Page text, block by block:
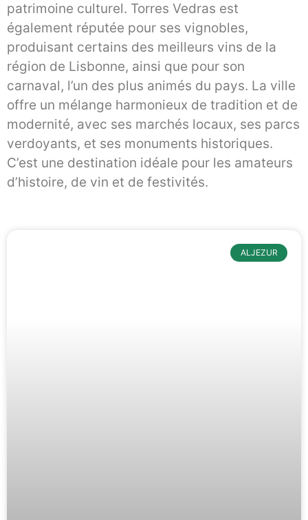
patrimoine culturel. Torres Vedras est
également réputée pour ses vignobles,
produisant certains des meilleurs vins de la
région de Lisbonne, ainsi que pour son
carnaval, l’un des plus animés du pays. La ville
offre un mélange harmonieux de tradition et de
modernité, avec ses marchés locaux, ses parcs
verdoyants, et ses monuments historiques.
C’est une destination idéale pour les amateurs
d’histoire, de vin et de festivités.
ALJEZUR